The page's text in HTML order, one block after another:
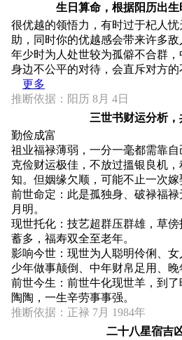
生日算命，根据阳历出
很优越的领悟力，有时过于杞人
助，同时你的优越感会带来许多敌
年少时为人处世较为孤僻不合群
身边不公平的对待，会直斥对方的
更多
推断依据：阳历 8月 4日
三世书财运分析
勤俭成富
祖业福禄薄弱，一分一毫都需靠
克俭财运极佳，不放过搵银良机
知。但姻缘欠顺，可能不止一次嫁
前世命定：此是孤独身、破禄福
月明。
现世托化：技艺超群压群雄，草
蓄多，福寿双全至老年。
影响今世：现世为人聪明伶俐、女
少年做事颠倒、中年财帛足用、晚
前世今生：前世牛化现世羊，到
陶陶，一生辛劳事事强。
推断依据：正禄 7月 1984年
二十八星宿吉